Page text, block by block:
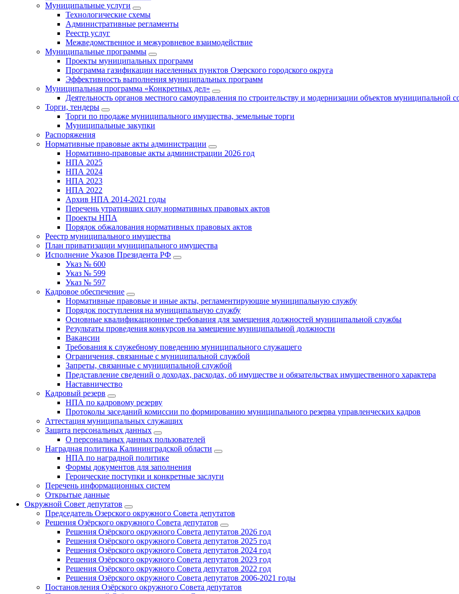
Муниципальные услуги
Технологические схемы
Административные регламенты
Реестр услуг
Межведомственное и межуровневое взаимодействие
Муниципальные программы
Проекты муниципальных программ
Программа газификации населенных пунктов Озерского городского округа
Эффективность выполнения муниципальных программ
Муниципальная программа «Конкретных дел»
Деятельность органов местного самоуправления по строительству и модернизации объектов муниципальной
Торги, тендеры
Торги по продаже муниципального имущества, земельные торги
Муниципальные закупки
Распоряжения
Нормативные правовые акты администрации
Нормативно-правовые акты администрации 2026 год
НПА 2025
НПА 2024
НПА 2023
НПА 2022
Архив НПА 2014-2021 годы
Перечень утративших силу нормативных правовых актов
Проекты НПА
Порядок обжалования нормативных правовых актов
Реестр муниципального имущества
План приватизации муниципального имущества
Исполнение Указов Президента РФ
Указ № 600
Указ № 599
Указ № 597
Кадровое обеспечение
Нормативные правовые и иные акты, регламентирующие муниципальную службу
Порядок поступления на муниципальную службу
Основные квалификационные требования для замещения должностей муниципальной службы
Результаты проведения конкурсов на замещение муниципальной должности
Вакансии
Требования к служебному поведению муниципального служащего
Ограничения, связанные с муниципальной службой
Запреты, связанные с муниципальной службой
Представление сведений о доходах, расходах, об имуществе и обязательствах имущественного характера
Наставничество
Кадровый резерв
НПА по кадровому резерву
Протоколы заседаний комиссии по формированию муниципального резерва управленческих кадров
Аттестация муниципальных служащих
Защита персональных данных
О персональных данных пользователей
Наградная политика Калининградской области
НПА по наградной политике
Формы документов для заполнения
Героические поступки и конкретные заслуги
Перечень информационных систем
Открытые данные
Окружной Совет депутатов
Председатель Озерского окружного Совета депутатов
Решения Озёрского окружного Совета депутатов
Решения Озёрского окружного Совета депутатов 2026 год
Решения Озёрского окружного Совета депутатов 2025 год
Решения Озёрского окружного Совета депутатов 2024 год
Решения Озёрского окружного Совета депутатов 2023 год
Решения Озёрского окружного Совета депутатов 2022 год
Решения Озёрского окружного Совета депутатов 2006-2021 годы
Постановления Озёрского окружного Совета депутатов